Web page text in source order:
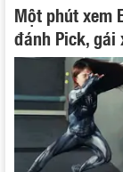
Một phút xem
đánh Pick,